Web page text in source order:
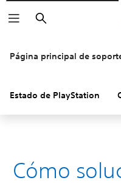
Buscar
Página principal de
Estado de PlayStation
Cómo